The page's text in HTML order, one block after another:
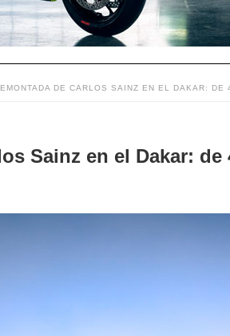
DE CARLOS SAINZ EN EL DAKAR: DE
Sainz en el Dakar: de